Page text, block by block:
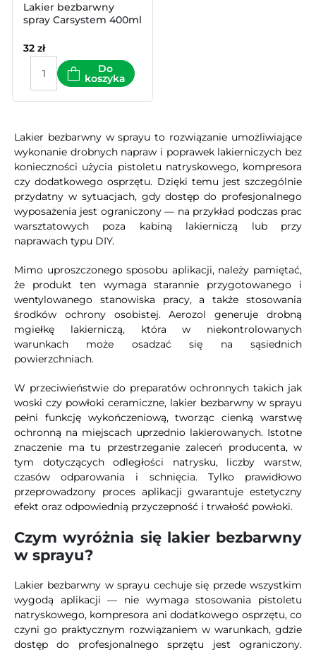
Lakier bezbarwny
spray Carsystem 400ml
32 zł
Do
koszyka
Lakier bezbarwny w sprayu to rozwiązanie umożliwiające
wykonanie drobnych napraw i poprawek lakierniczych bez
konieczności użycia pistoletu natryskowego, kompresora
czy dodatkowego osprzętu. Dzięki temu jest szczególnie
przydatny w sytuacjach, gdy dostęp do profesjonalnego
wyposażenia jest ograniczony — na przykład podczas prac
warsztatowych poza kabiną lakierniczą lub przy
naprawach typu DIY.
Mimo uproszczonego sposobu aplikacji, należy pamiętać,
że produkt ten wymaga starannie przygotowanego i
wentylowanego stanowiska pracy, a także stosowania
środków ochrony osobistej. Aerozol generuje drobną
mgiełkę lakierniczą, która w niekontrolowanych
warunkach może osadzać się na sąsiednich
powierzchniach.
W przeciwieństwie do preparatów ochronnych takich jak
woski czy powłoki ceramiczne, lakier bezbarwny w sprayu
pełni funkcję wykończeniową, tworząc cienką warstwę
ochronną na miejscach uprzednio lakierowanych. Istotne
znaczenie ma tu przestrzeganie zaleceń producenta, w
tym dotyczących odległości natrysku, liczby warstw,
czasów odparowania i schnięcia. Tylko prawidłowo
przeprowadzony proces aplikacji gwarantuje estetyczny
efekt oraz odpowiednią przyczepność i trwałość powłoki.
Czym wyróżnia się lakier bezbarwny
w sprayu?
Lakier bezbarwny w sprayu cechuje się przede wszystkim
wygodą aplikacji — nie wymaga stosowania pistoletu
natryskowego, kompresora ani dodatkowego osprzętu, co
czyni go praktycznym rozwiązaniem w warunkach, gdzie
dostęp do profesjonalnego sprzętu jest ograniczony.